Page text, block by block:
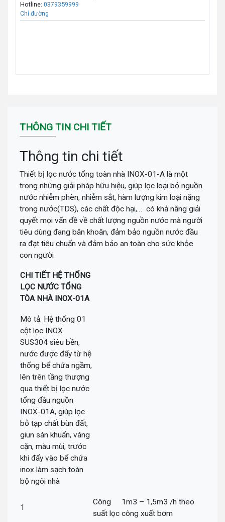
Hotline: 0379359999
Chỉ đường
THÔNG TIN CHI TIẾT
Thông tin chi tiết
Thiết bị lọc nước tổng toàn nhà INOX-01-A là một
trong những giải pháp hữu hiệu, giúp lọc loại bỏ nguồn
nước nhiễm phèn, nhiễm sắt, hàm lượng kim loại nặng
trong nước(TDS), các chất độc hại,… có khả năng giải
quyết mọi vấn đề về chất lượng nguồn nước mà người
tiêu dùng đang băn khoăn, đảm bảo nguồn nước đầu
ra đạt tiêu chuẩn và đảm bảo an toàn cho sức khỏe
con người
CHI TIẾT HỆ THỐNG
LỌC NƯỚC TỔNG
TÒA NHÀ INOX-01A
Mô tả: Hệ thống 01
cột lọc INOX
SUS304 siêu bền,
nước được đẩy từ hệ
thống bể chứa ngầm,
lên trên tầng thượng
qua thiết bị lọc nước
tổng đầu nguồn
INOX-01A, giúp lọc
bỏ tạp chất bùn đất,
giun sán khuẩn, váng
cặn, màu mùi, trước
khi đẩy vào bể chứa
inox làm sạch toàn
bộ ngôi nhà
1
Công
suất lọc
1m3 – 1,5m3 /h theo
công xuất bơm